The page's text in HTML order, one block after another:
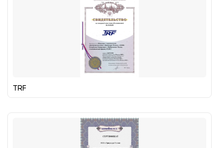
TRF